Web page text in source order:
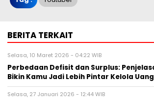
BERITA TERKAIT
Selasa, 10 Maret 2026 - 04:22 WIB
Perbedaan Defisit dan Surplus:
Bikin Kamu Jadi Lebih Pintar Kelola
Selasa, 27 Januari 2026 - 12:44 WIB